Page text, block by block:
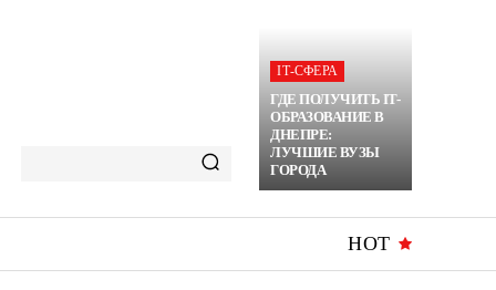
ІТ-СФЕРА
ГДЕ ПОЛУЧИТЬ IT-
ОБРАЗОВАНИЕ В
ДНЕПРЕ:
ЛУЧШИЕ ВУЗЫ
ГОРОДА
HOT